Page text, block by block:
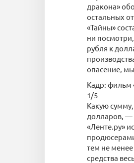
дракона»
остальных
«Тайны»
ни
рубля к
опасение,
Кадр: фильм
1/5
Какую
долларов, —
«Ленте.ру»
тем не
средства